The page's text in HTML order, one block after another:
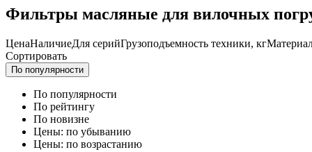
Фильтры масляные для вилочных
ЦенаНаличиеДля серийГрузоподъемность техники, кг
Сортировать
По популярности
По популярности
По рейтингу
По новизне
Цены: по убыванию
Цены: по возрастанию